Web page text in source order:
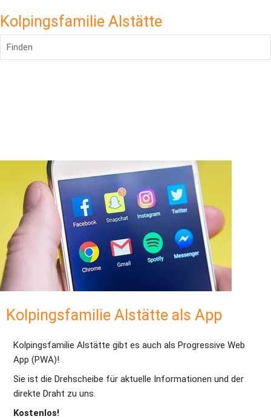
Kolpingsfamilie Alstätte
Finden
Kolpingsfamilie Alstätte als App
Kolpingsfamilie Alstätte gibt es auch als Progressive Web
App (PWA)!
Sie ist die Drehscheibe für aktuelle Informationen und der
direkte Draht zu uns.
Kostenlos!